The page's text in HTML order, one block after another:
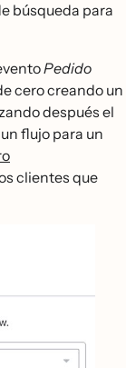
búsqueda para
Pedido
cero creando un
después el
flujo para un
clientes que